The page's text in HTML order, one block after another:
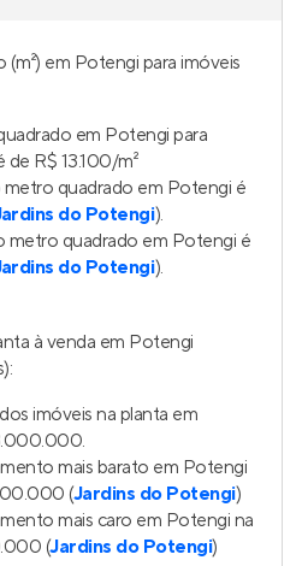
em Potengi para imóveis
em Potengi para
de R$ 13.100/m²
metro quadrado em Potengi é
do Potengi).
metro quadrado em Potengi é
do Potengi).
à venda em Potengi
imóveis na planta em
mais barato em Potengi
(Jardins do Potengi)
mais caro em Potengi na
(Jardins do Potengi)